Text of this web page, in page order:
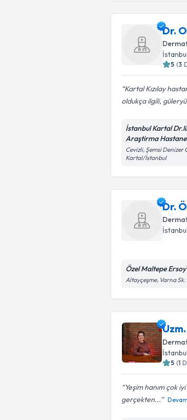
Dr.
İstanbul
5 (3
Kartal Kızılay
oldukça ilgili,
İstanbul Kartal
Araştirma
Cevizli, Şemsi
Kartal/İstanbul
Dr.
İstanbul
Özel Maltepe
Altayçeşme, Varna
İstanbul
5 (1
Yeşim hanım çok
gerçekten...